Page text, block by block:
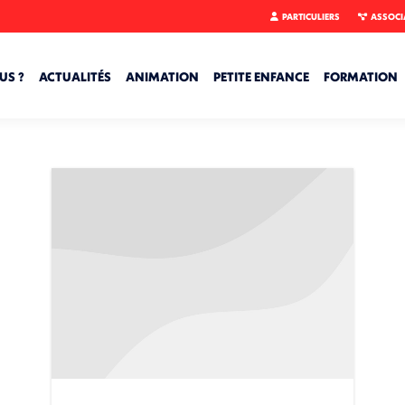
PARTICULIERS
? ACTUALITÉS ANIMATION PETITE ENFANCE FORMATION